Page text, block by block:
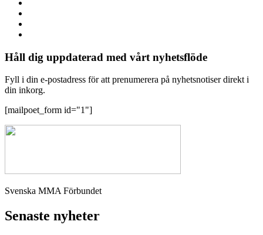
Håll dig uppdaterad med vårt nyhetsflöde
Fyll i din e-postadress för att prenumerera på nyhetsnotiser direkt i
din inkorg.
[mailpoet_form id="1"]
Svenska MMA Förbundet
Senaste nyheter